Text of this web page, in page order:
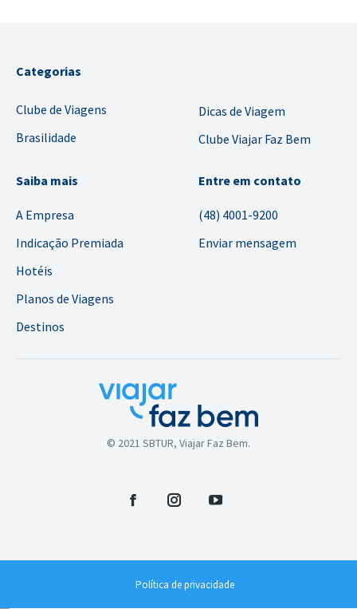
Categorias
Clube de Viagens
Brasilidade
Dicas de Viagem
Clube Viajar Faz Bem
Saiba mais
A Empresa
Indicação Premiada
Hotéis
Planos de Viagens
Destinos
Entre em contato
(48) 4001-9200
Enviar mensagem
© 2021 SBTUR, Viajar Faz Bem.
FacebookInstagramYouTube
Política de privacidade